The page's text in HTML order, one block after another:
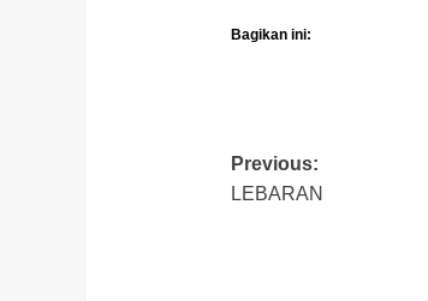
Bagikan ini:
Post
navigation
Previous:
LEBARAN